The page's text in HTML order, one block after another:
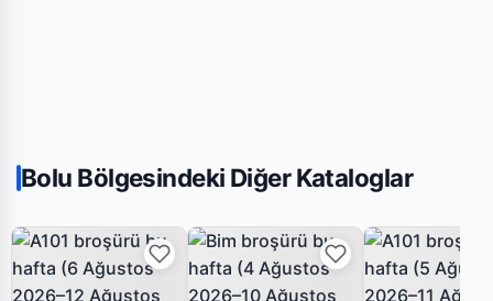
Bolu Bölgesindeki Diğer Kataloglar